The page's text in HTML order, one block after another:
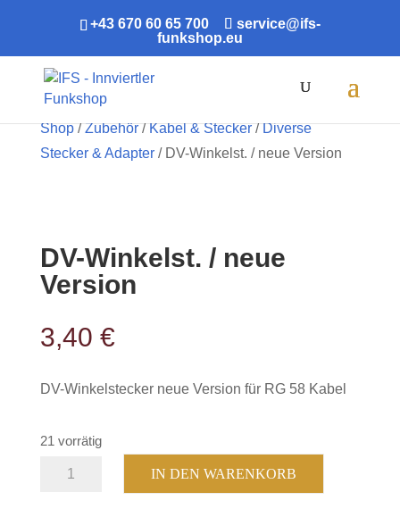
+43 670 60 65 700
service@ifs-
funkshop.eu
Shop/Zubehör/Kabel & Stecker/Diverse
Stecker & Adapter/ DV-Winkelst. / neue Version
DV-Winkelst. / neue
Version
3,40 €
DV-Winkelstecker neue Version für RG 58 Kabel
21 vorrätig
DV-
IN DEN WARENKORB